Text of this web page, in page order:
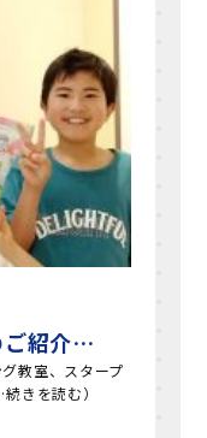
ご紹介…
教室、スタープ
きを読む）